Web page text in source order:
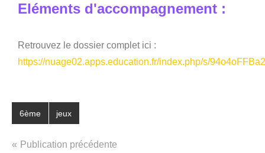
Eléments d'accompagnement :
Retrouvez le dossier complet ici :
https://nuage02.apps.education.fr/index.php/s/
Étiqueté
avec
6ème jeux
Publication précédente